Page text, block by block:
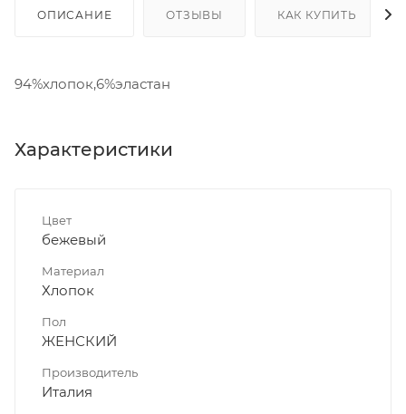
ОПИСАНИЕ ОТЗЫВЫ КАК КУПИТЬ
94%хлопок,6%эластан
Характеристики
Цвет
бежевый
Материал
Хлопок
Пол
ЖЕНСКИЙ
Производитель
Италия